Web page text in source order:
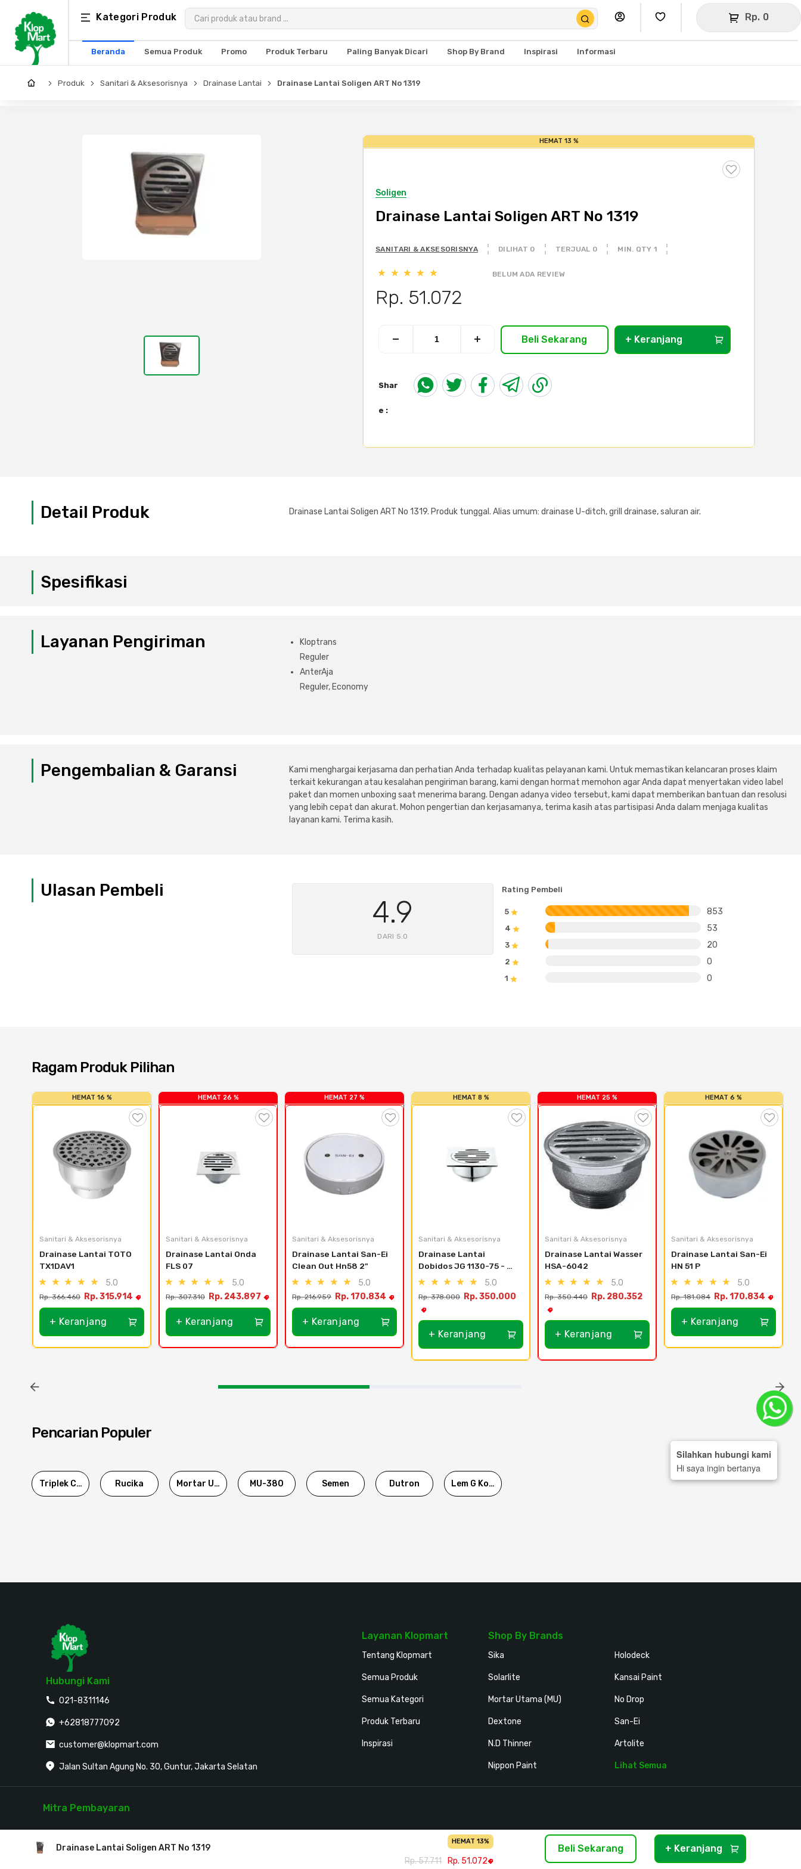
Kategori Produk Rp. 0
Beranda Semua Produk Promo Produk Terbaru Paling Banyak Dicari Shop By Brand Inspirasi Informasi
Kategori
Produk
Arsitektur
Produk Sanitari & Aksesorisnya Drainase Lantai Drainase Lantai Soligen ART No 1319
HEMAT 13 %
Soligen
Drainase Lantai Soligen ART No 1319
SANITARI & AKSESORISNYA DILIHAT 0 TERJUAL 0 MIN. QTY 1
BELUM ADA REVIEW
Rp. 51.072
Beli Sekarang + Keranjang
Shar
e :
Detail Produk Drainase Lantai Soligen ART No 1319. Produk tunggal. Alias umum: drainase U-ditch, grill drainase, saluran air.
Spesifikasi
Layanan Pengiriman
Kloptrans
Reguler
AnterAja
Reguler, Economy
Pengembalian & Garansi
Kami menghargai kerjasama dan perhatian Anda terhadap kualitas pelayanan kami. Untuk memastikan kelancaran proses klaim
terkait kekurangan atau kesalahan pengiriman barang, kami dengan hormat memohon agar Anda dapat menyertakan video label
paket dan momen unboxing saat menerima barang. Dengan adanya video tersebut, kami dapat memberikan bantuan dan resolusi
yang lebih cepat dan akurat. Mohon pengertian dan kerjasamanya, terima kasih atas partisipasi Anda dalam menjaga kualitas
layanan kami. Terima kasih.
Ulasan Pembeli
4.9
DARI 5.0
Rating Pembeli
5 853
4 53
3 20
2 0
1 0
Drainase Lantai Soligen ART No 1319
HEMAT 13%
Rp. 57.711 Rp. 51.072
Beli Sekarang + Keranjang
Ragam Produk Pilihan
HEMAT 16 %
Sanitari & Aksesorisnya
Drainase Lantai TOTO
TX1DAV1
5.0
Rp. 366.460 Rp. 315.914
+ Keranjang
HEMAT 26 %
Sanitari & Aksesorisnya
Drainase Lantai Onda
FLS 07
5.0
Rp. 307.310 Rp. 243.897
+ Keranjang
HEMAT 27 %
Sanitari & Aksesorisnya
Drainase Lantai San-Ei
Clean Out Hn58 2"
5.0
Rp. 216.959 Rp. 170.834
+ Keranjang
HEMAT 8 %
Sanitari & Aksesorisnya
Drainase Lantai
Dobidos JG 1130-75 -
Brass With Chrome
5.0
Rp. 378.000 Rp. 350.000
+ Keranjang
HEMAT 25 %
Sanitari & Aksesorisnya
Drainase Lantai Wasser
HSA-6042
5.0
Rp. 350.440 Rp. 280.352
+ Keranjang
HEMAT 6 %
Sanitari & Aksesorisnya
Drainase Lantai San-Ei
HN 51 P
5.0
Rp. 181.084 Rp. 170.834
+ Keranjang
Pencarian Populer
Triplek Cor Rucika Mortar Utama MU-380 Semen Dutron Lem G Korea
Hubungi Kami
021-8311146
+62818777092
customer@klopmart.com
Jalan Sultan Agung No. 30, Guntur, Jakarta Selatan
Layanan Klopmart
Tentang Klopmart
Semua Produk
Semua Kategori
Produk Terbaru
Inspirasi
Shop By Brands
Sika
Solarlite
Mortar Utama (MU)
Dextone
N.D Thinner
Nippon Paint
Holodeck
Kansai Paint
No Drop
San-Ei
Artolite
Lihat Semua
Mitra Pembayaran
Silahkan hubungi kami
Hi saya ingin bertanya